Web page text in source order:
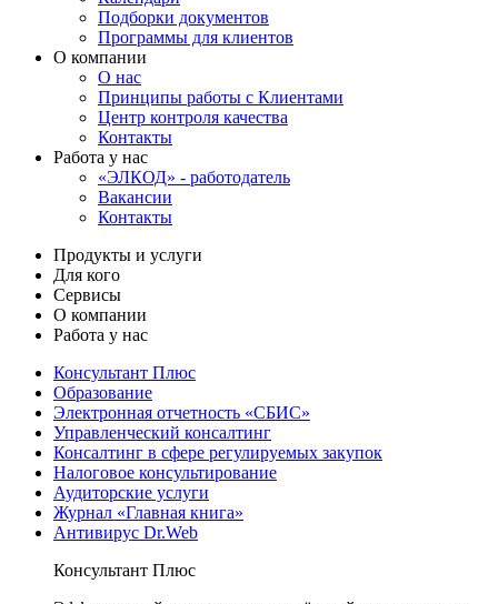
Подборки документов
Программы для клиентов
О компании
О нас
Принципы работы с Клиентами
Центр контроля качества
Контакты
Работа у нас
«ЭЛКОД» - работодатель
Вакансии
Контакты
Продукты и услуги
Для кого
Сервисы
О компании
Работа у нас
Консультант Плюс
Образование
Электронная отчетность «СБИС»
Управленческий консалтинг
Консалтинг в сфере регулируемых закупок
Налоговое консультирование
Аудиторские услуги
Журнал «Главная книга»
Антивирус Dr.Web
Консультант Плюс